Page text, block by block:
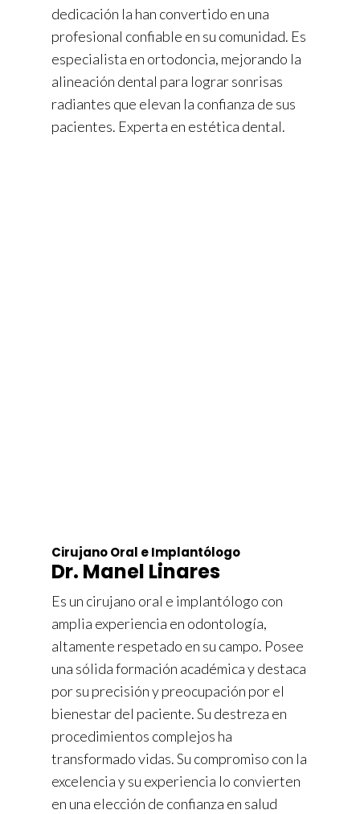
dedicación la han convertido en una
profesional confiable en su comunidad. Es
especialista en ortodoncia, mejorando la
alineación dental para lograr sonrisas
radiantes que elevan la confianza de sus
pacientes. Experta en estética dental.
Cirujano Oral e Implantólogo
Dr. Manel Linares
Es un cirujano oral e implantólogo con
amplia experiencia en odontología,
altamente respetado en su campo. Posee
una sólida formación académica y destaca
por su precisión y preocupación por el
bienestar del paciente. Su destreza en
procedimientos complejos ha
transformado vidas. Su compromiso con la
excelencia y su experiencia lo convierten
en una elección de confianza en salud